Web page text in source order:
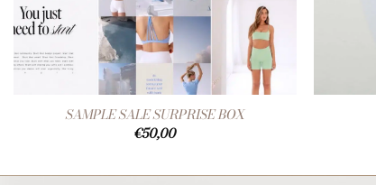
SAMPLE SALE SURPRISE BOX
€50,00